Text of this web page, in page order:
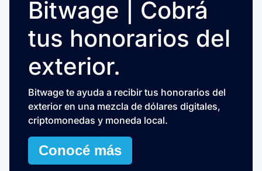
Bitwage | Cobrá
tus honorarios del
exterior.
Bitwage te ayuda a recibir tus honorarios del
exterior en una mezcla de dólares digitales,
criptomonedas y moneda local.
Conocé más